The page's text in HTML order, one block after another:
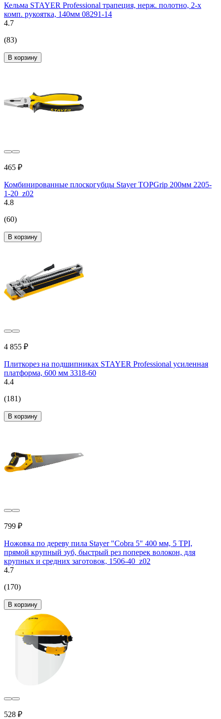
Кельма STAYER Professional трапеция, нерж. полотно, 2-х
комп. рукоятка, 140мм 08291-14
4.7
(83)
В корзину
465 ₽
Комбинированные плоскогубцы Stayer TOPGrip 200мм 2205-
1-20_z02
4.8
(60)
В корзину
4 855 ₽
Плиткорез на подшипниках STAYER Professional усиленная
платформа, 600 мм 3318-60
4.4
(181)
В корзину
799 ₽
Ножовка по дереву пила Stayer "Cobra 5" 400 мм, 5 TPI,
прямой крупный зуб, быстрый рез поперек волокон, для
крупных и средних заготовок, 1506-40_z02
4.7
(170)
В корзину
528 ₽